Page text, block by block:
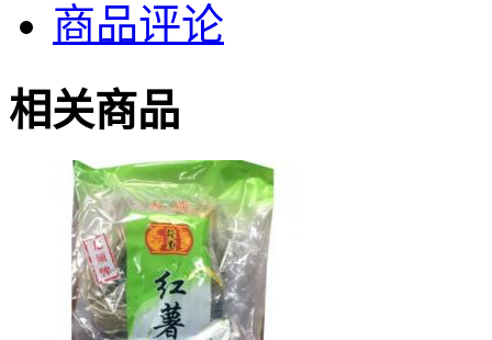
商品评论
相关商品